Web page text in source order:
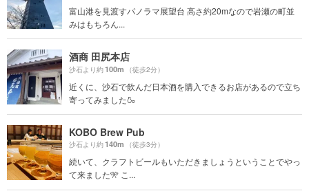
富山港を見渡すパノラマ展望台 高さ約20mなので岩瀬の町並
みはもちろん...
酒商 田尻本店
沙石より約100m （徒歩2分）
近くに、沙石で飲んだ日本酒を購入できるお店があるので立ち
寄ってみました🍶
KOBO Brew Pub
沙石より約140m （徒歩3分）
続いて、クラフトビールもいただきましょうということでやっ
て来ました🎌 こ...